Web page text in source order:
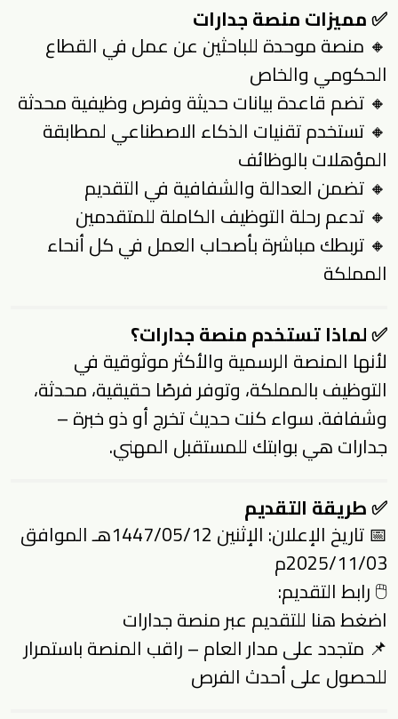
✅ مميزات منصة جدارات
🔸 منصة موحدة للباحثين عن عمل في القطاع
الحكومي والخاص
🔸 تضم قاعدة بيانات حديثة وفرص وظيفية محدثة
🔸 تستخدم تقنيات الذكاء الاصطناعي لمطابقة
المؤهلات بالوظائف
🔸 تضمن العدالة والشفافية في التقديم
🔸 تدعم رحلة التوظيف الكاملة للمتقدمين
🔸 تربطك مباشرة بأصحاب العمل في كل أنحاء
المملكة
✅ لماذا تستخدم منصة جدارات؟
لأنها المنصة الرسمية والأكثر موثوقية في
التوظيف بالمملكة، وتوفر فرصًا حقيقية، محدثة،
وشفافة. سواء كنت حديث تخرج أو ذو خبرة –
جدارات هي بوابتك للمستقبل المهني.
✅ طريقة التقديم
📅 تاريخ الإعلان: الإثنين 1447/05/12هـ الموافق
2025/11/03م
🖱 رابط التقديم:
اضغط هنا للتقديم عبر منصة جدارات
📌 متجدد على مدار العام – راقب المنصة باستمرار
للحصول على أحدث الفرص